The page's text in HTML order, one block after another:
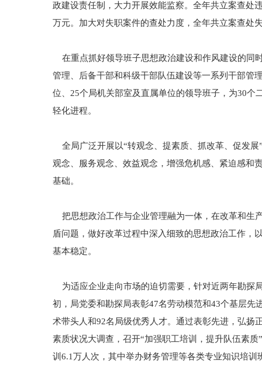
政建设责任制，大力开展效能监察。全年共立案查处
万元。加大对失职案件的查处力度，全年共立案查处
在重点抓好领导班子思想政治建设和作风建设的同
管理、后备干部和科级干部队伍建设等一系列干部管
位、25个局机关部室及直属单位的领导班子，为30
轻化进程。
全局广泛开展以“转观念、提素质、抓改革、促发
观念、服务观念、效益观念，增强危机感、紧迫感和
基础。
把思想政治工作与企业管理融为一体，在改革和生
盾问题，做好改革过程中深入细致的思想政治工作，
基本稳定。
为适应企业走向市场的迫切需要，针对近两年勘探
初，局党委和勘探局表彰47名劳动模范和43个基层
术带头人和92名局级优秀人才。通过表彰先进，弘扬
素质状况大调查，召开“加强职工培训，提升队伍素
训6.1万人次，其中举办财务管理等各类专业知识培训